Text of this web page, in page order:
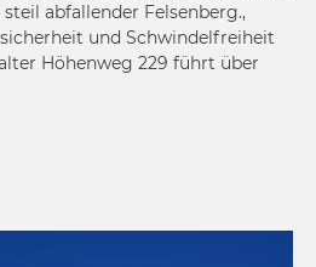
abfallender Felsenberg.,
und Schwindelfreiheit
Höhenweg 229 führt über